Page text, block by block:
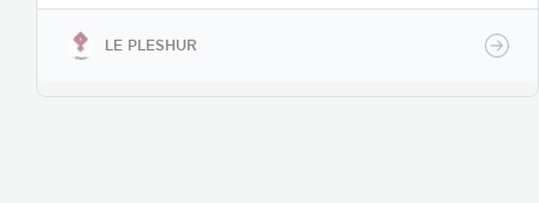
comestible, sabor a: Irish Cream/Piña
Colada/Ron/Frutos Rojos/Piña
Naranja/Melocotón/Mango/Pie de Limón.
LE PLESHUR